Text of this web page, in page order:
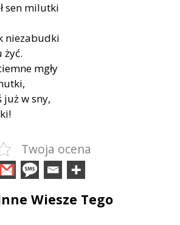
sen milutki
niezabudki
żyć.
mgły
już w sny,
Twoja ocena
Wiesze Tego